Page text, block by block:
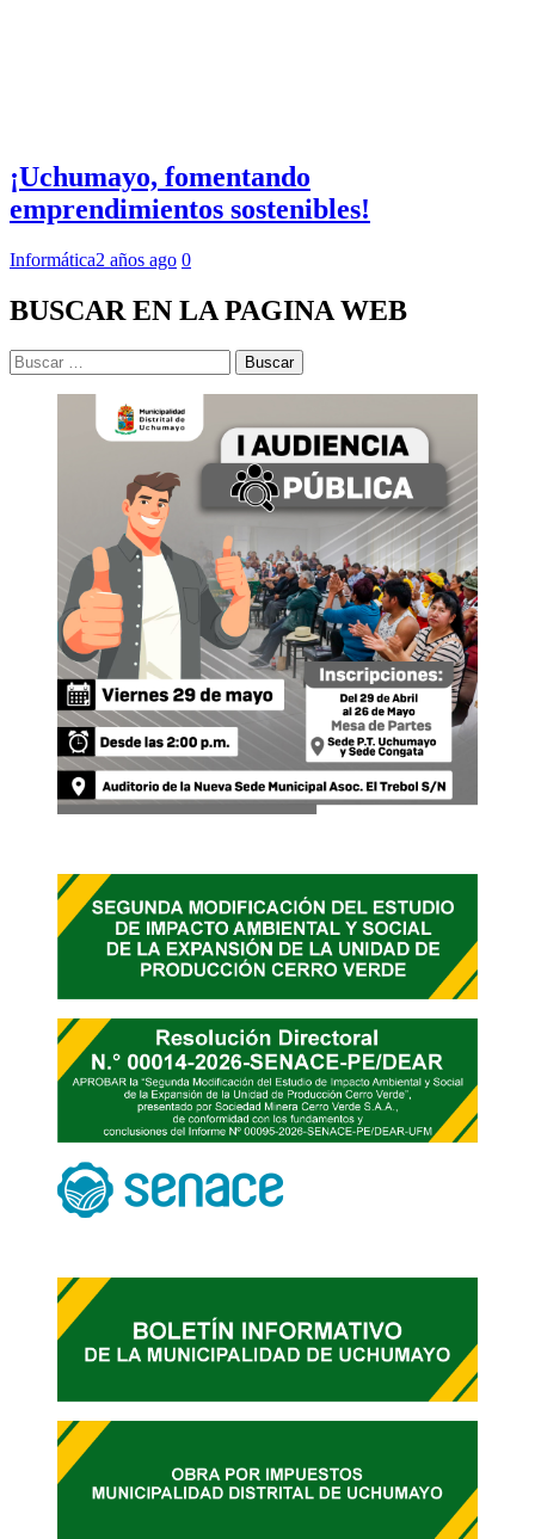
¡Uchumayo, fomentando
emprendimientos sostenibles!
Informática2 años ago 0
BUSCAR EN LA PAGINA WEB
Buscar: